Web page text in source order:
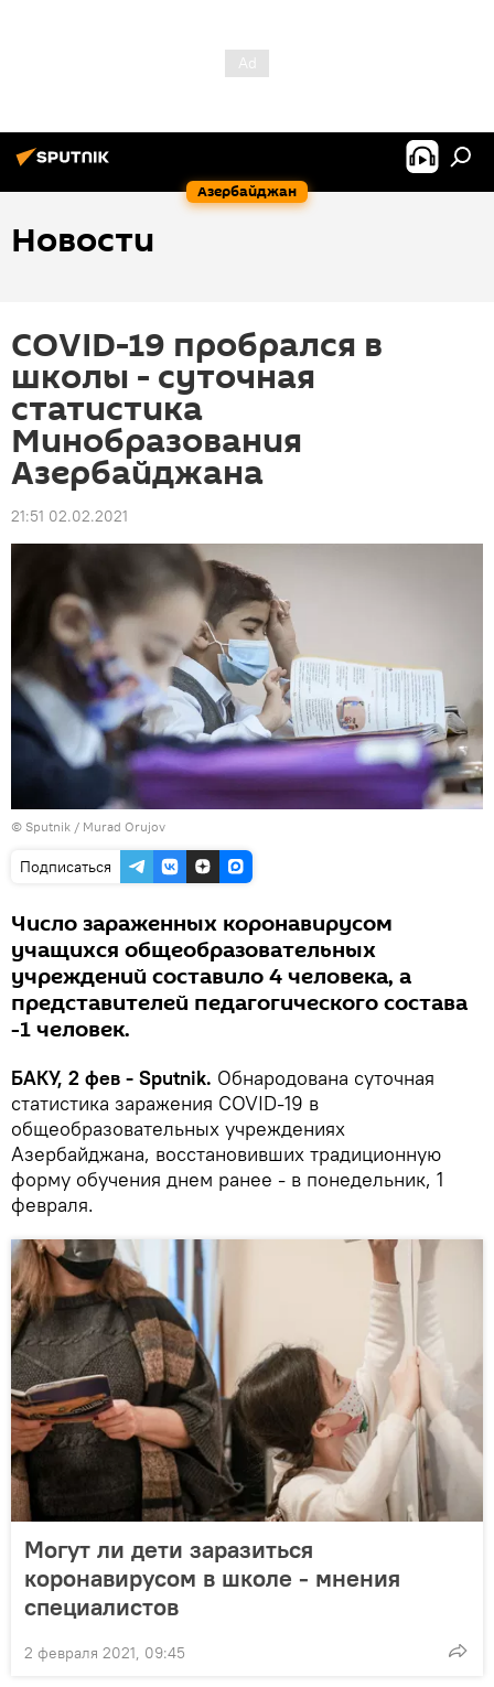
Азербайджан
Новости
COVID-19 пробрался в
школы - суточная
статистика
Минобразования
Азербайджана
21:51 02.02.2021
© Sputnik / Murad Orujov
Подписаться
Число зараженных коронавирусом
учащихся общеобразовательных
учреждений составило 4 человека, а
представителей педагогического состава
-1 человек.
БАКУ, 2 фев - Sputnik. Обнародована суточная
статистика заражения COVID-19 в
общеобразовательных учреждениях
Азербайджана, восстановивших традиционную
форму обучения днем ранее - в понедельник, 1
февраля.
Могут ли дети заразиться
коронавирусом в школе - мнения
специалистов
2 февраля 2021, 09:45